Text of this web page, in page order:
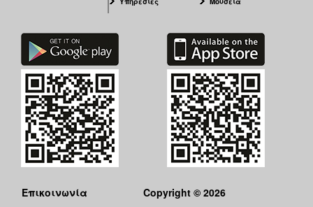
Επικοινωνία
Copyright © 2026